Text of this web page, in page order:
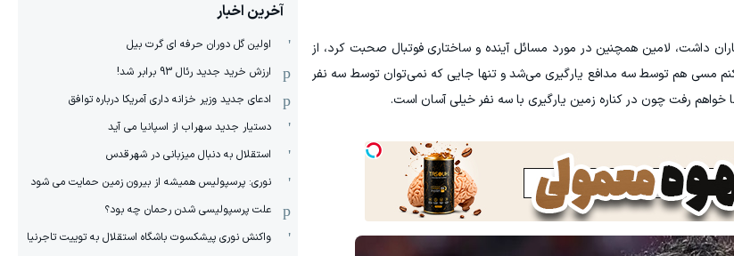
داشت، لامین همچنین در مورد مسائل آینده و ساختاری فوتبال صحبت کرد، از
مسی هم توسط سه مدافع یارگیری می‌شد و تنها جایی که نمی‌توان توسط سه نفر
خواهم رفت چون در کناره زمین یارگیری با سه نفر خیلی آسان است.
آخرین اخبار
اولین گل دوران حرفه ای گرت بیل
ارزش خرید جدید رئال 93 برابر شد!
ادعای جدید وزیر خزانه داری آمریکا درباره توافق
دستیار جدید سهراب از اسپانیا می آید
استقلال به دنبال میزبانی در شهرقدس
نوری: پرسپولیس همیشه از بیرون زمین حمایت می شود
علت پرسپولیسی شدن رحمان چه بود؟
واکنش نوری پیشکسوت باشگاه استقلال به توییت تاجرنیا